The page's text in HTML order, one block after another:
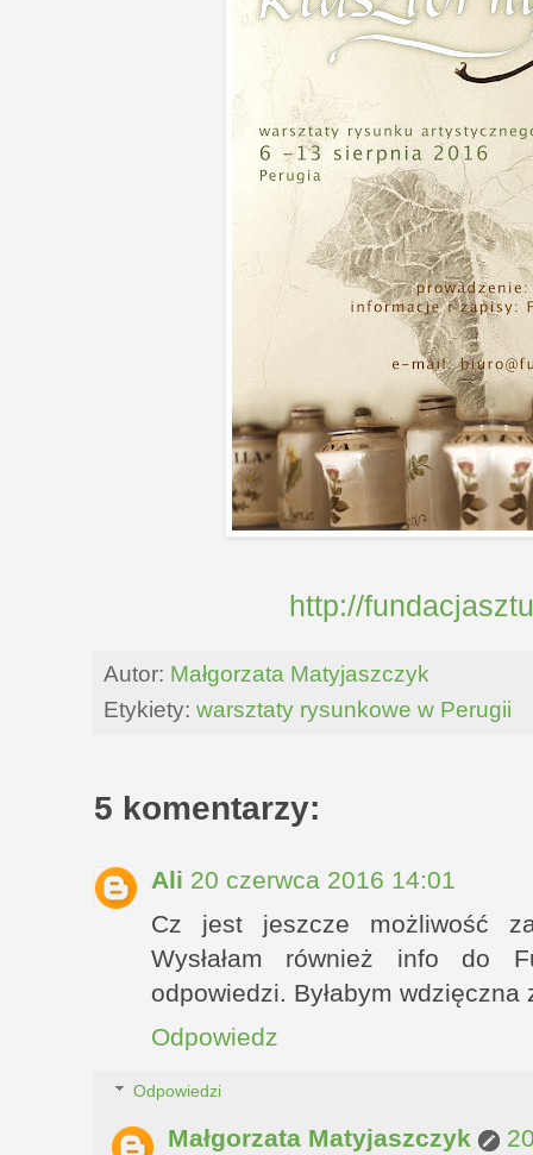
http://
Autor: Małgorzata Matyjaszczyk
Etykiety: warsztaty rysunkowe w Perugii
5 komentarzy:
Ali 20 czerwca 2016 14:01
Cz jest jeszcze możliwość
Wysłałam również info do
odpowiedzi. Byłabym wdzięczna
Odpowiedz
Odpowiedzi
Małgorzata Matyjaszczyk